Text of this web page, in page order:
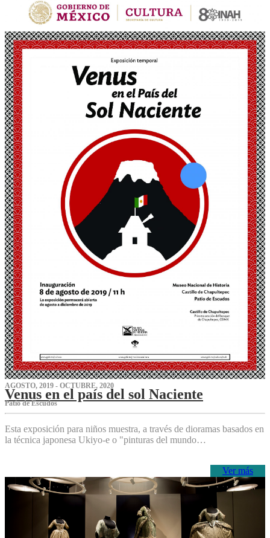
AGOSTO, 2019 - OCTUBRE, 2020
Venus en el país del sol Naciente
P‌atio de Escudos
Esta exposición para niños muestra, a través de dioramas basados en
la técnica japonesa Ukiyo-e o "pinturas del mundo…
Ver más